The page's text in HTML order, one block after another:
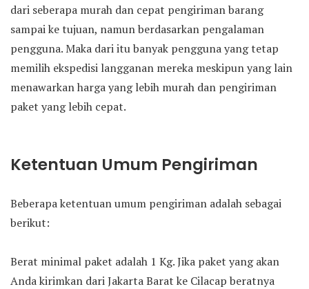
dari seberapa murah dan cepat pengiriman barang
sampai ke tujuan, namun berdasarkan pengalaman
pengguna. Maka dari itu banyak pengguna yang tetap
memilih ekspedisi langganan mereka meskipun yang lain
menawarkan harga yang lebih murah dan pengiriman
paket yang lebih cepat.
Ketentuan Umum Pengiriman
Beberapa ketentuan umum pengiriman adalah sebagai
berikut:
Berat minimal paket adalah 1 Kg. Jika paket yang akan
Anda kirimkan dari Jakarta Barat ke Cilacap beratnya